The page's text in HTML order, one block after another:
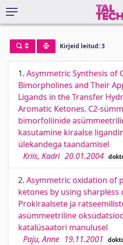
Kirjeid leitud: 3
1. Asymmetric Synthesis of
Bimorpholines and Their
Ligands in the Transfer
Aromatic Ketones. C2-
bimorfoliinide
kasutamine kiraalse
ülekandega taandamisel
Kriis, Kadri 20.01.2004
2. Asymmetric oxidation of
ketones by using sharpless
Prokiraalsete ja
asümmeetriline
katalüsaatori manulusel
Paju, Anne 19.11.2001